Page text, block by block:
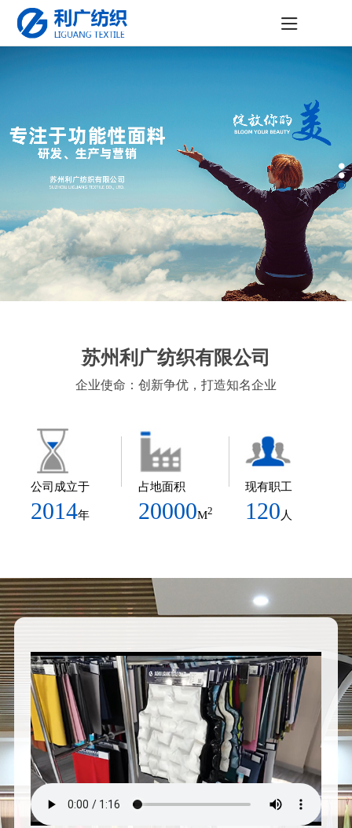
苏州利广纺织有限公司
企业使命：创新争优，打造知名企业
公司成立于
2014年
占地面积
20000M2
现有职工
120人